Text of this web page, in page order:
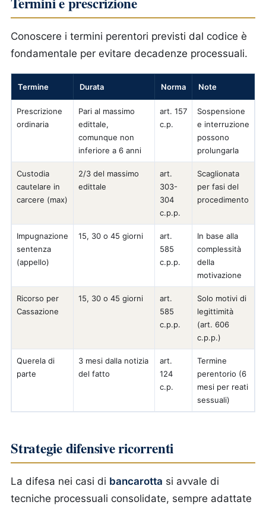
Conoscere i termini perentori previsti dal codice è
fondamentale per evitare decadenze processuali.
Termine Durata Norma Note
Prescrizione
ordinaria
Pari al massimo
edittale,
comunque non
inferiore a 6 anni
art. 157
c.p.
Sospensione
e interruzione
possono
prolungarla
Custodia
cautelare in
carcere (max)
2/3 del massimo
edittale
art.
303-
304
c.p.p.
Scaglionata
per fasi del
procedimento
Impugnazione
sentenza
(appello)
15, 30 o 45 giorni
art.
585
c.p.p.
In base alla
complessità
della
motivazione
Ricorso per
Cassazione
15, 30 o 45 giorni
art.
585
c.p.p.
Solo motivi di
legittimità
(art. 606
c.p.p.)
Querela di
parte
3 mesi dalla notizia
del fatto
art.
124
c.p.
Termine
perentorio (6
mesi per reati
sessuali)
Strategie difensive ricorrenti
La difesa nei casi di bancarotta si avvale di
tecniche processuali consolidate, sempre adattate